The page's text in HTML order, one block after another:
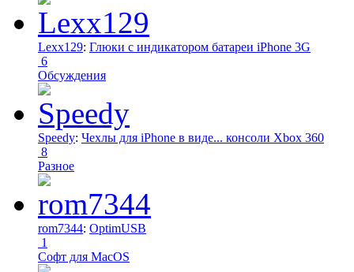
Lexx129: Глюки с индикатором батареи iPhone 3G
6
Обсуждения
Speedy: Чехлы для iPhone в виде... консоли Xbox 360
8
Разное
rom7344: OptimUSB
1
Софт для MacOS